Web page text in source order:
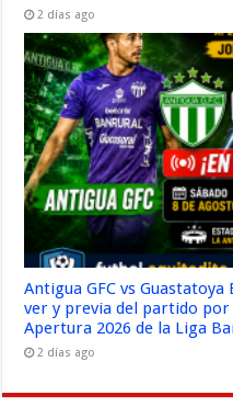
2 días ago
Antigua GFC vs
ver y previa del partido por
Apertura 2026 de la Liga
2 días ago